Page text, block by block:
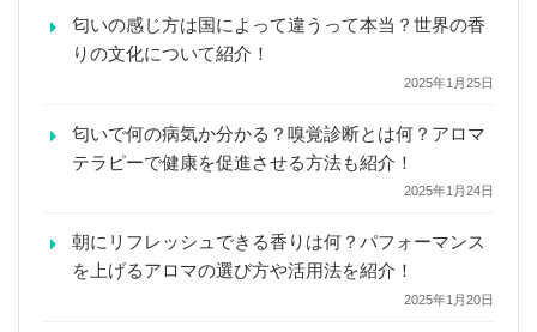
匂いの感じ方は国によって違うって本当？世界の香
りの文化について紹介！
2025年1月25日
匂いで何の病気か分かる？嗅覚診断とは何？アロマ
テラピーで健康を促進させる方法も紹介！
2025年1月24日
朝にリフレッシュできる香りは何？パフォーマンス
を上げるアロマの選び方や活用法を紹介！
2025年1月20日